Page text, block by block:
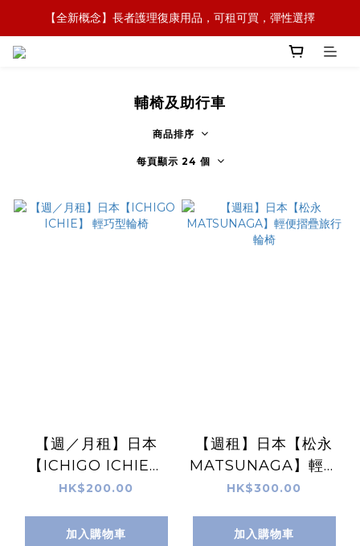
【全新概念】長者護理復康用品，可租可買，彈性選擇
【全新概念】長者護理復康用品，可租可買，彈性選擇
【外傭護老專家】專業配對印傭照顧長者，醫護團隊跟進
輔椅及助行車
商品排序
每頁顯示 24 個
【週／月租】日本
【ICHIGO ICHIE】
輕巧型輪椅
HK$200.00
加入購物車
【週租】日本【松永
MATSUNAGA】輕便
摺疊旅行輪椅
HK$300.00
加入購物車